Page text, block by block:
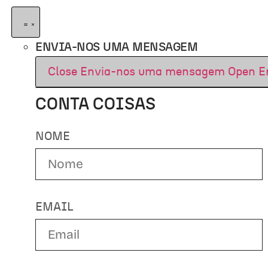
ENVIA-NOS UMA MENSAGEM
Close Envia-nos uma mensagem Open
CONTA COISAS
NOME
EMAIL